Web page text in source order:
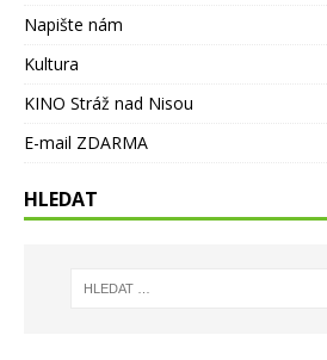
Napište nám
Kultura
KINO Stráž nad Nisou
E-mail ZDARMA
HLEDAT